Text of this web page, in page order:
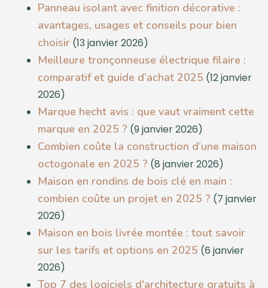
Panneau isolant avec finition décorative :
avantages, usages et conseils pour bien
choisir (13 janvier 2026)
Meilleure tronçonneuse électrique filaire :
comparatif et guide d’achat 2025 (12 janvier
2026)
Marque hecht avis : que vaut vraiment cette
marque en 2025 ? (9 janvier 2026)
Combien coûte la construction d’une maison
octogonale en 2025 ? (8 janvier 2026)
Maison en rondins de bois clé en main :
combien coûte un projet en 2025 ? (7 janvier
2026)
Maison en bois livrée montée : tout savoir
sur les tarifs et options en 2025 (6 janvier
2026)
Top 7 des logiciels d'architecture gratuits à